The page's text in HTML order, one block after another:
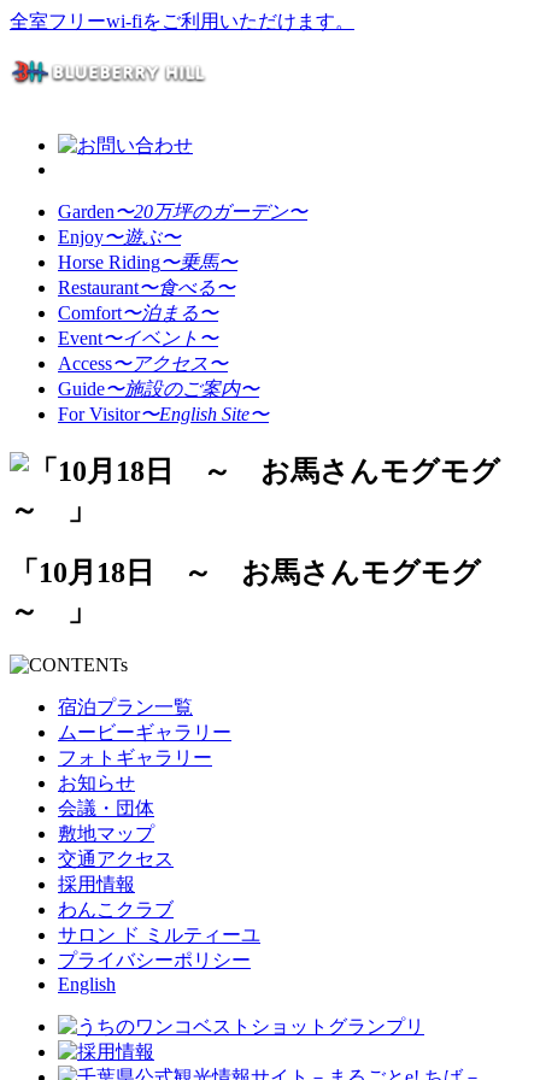
全室フリーwi-fiをご利用いただけます。
Garden〜20万坪のガーデン〜
Enjoy〜遊ぶ〜
Horse Riding〜乗馬〜
Restaurant〜食べる〜
Comfort〜泊まる〜
Event〜イベント〜
Access〜アクセス〜
Guide〜施設のご案内〜
For Visitor〜English Site〜
「10月18日 ～ お馬さんモグモグ
～ 」
宿泊プラン一覧
ムービーギャラリー
フォトギャラリー
お知らせ
会議・団体
敷地マップ
交通アクセス
採用情報
わんこクラブ
サロン ド ミルティーユ
プライバシーポリシー
English